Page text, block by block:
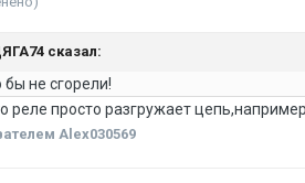
сказал:
не сгорели!
просто разгружает
Alex030569